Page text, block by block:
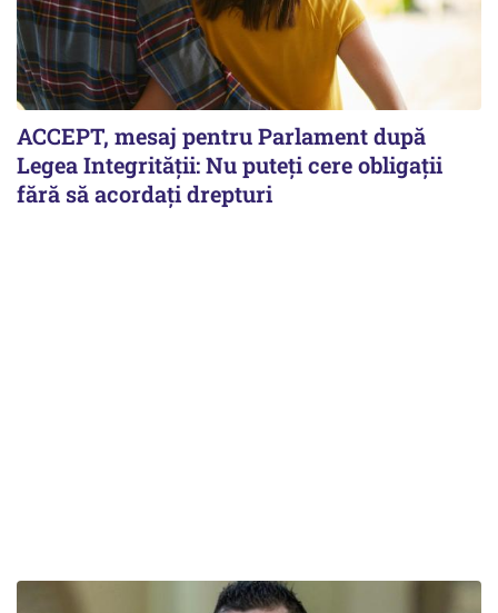
ACCEPT, mesaj pentru Parlament după
Legea Integrității: Nu puteți cere obligații
fără să acordați drepturi